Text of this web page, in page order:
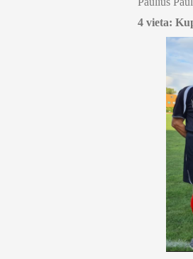
4 vieta: